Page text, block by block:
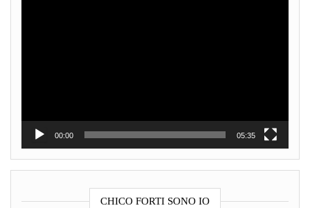
00:00 05:35
CHICO FORTI SONO IO